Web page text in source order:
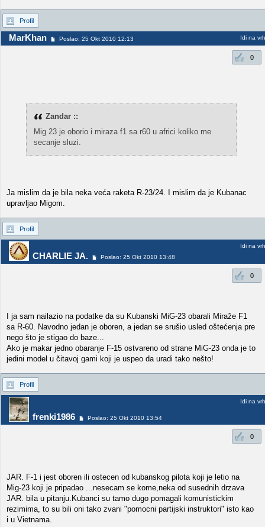
Profil
MarKhan Poslao: 25 Okt 2010 12:13 Idi na vrh
0
Zandar ::
Mig 23 je oborio i miraza f1 sa r60 u africi koliko me
secanje sluzi.
Ja mislim da je bila neka veća raketa R-23/24. I mislim da je Kubanac
upravljao Migom.
Profil
CHARLIE JA. Poslao: 25 Okt 2010 13:48
Idi na vrh
0
I ja sam nailazio na podatke da su Kubanski MiG-23 obarali Miraže F1
sa R-60. Navodno jedan je oboren, a jedan se srušio usled oštećenja pre
nego što je stigao do baze...
Ako je makar jedno obaranje F-15 ostvareno od strane MiG-23 onda je to
jedini model u čitavoj gami koji je uspeo da uradi tako nešto!
Profil
frenki1986 Poslao: 25 Okt 2010 13:54
Idi na vrh
0
JAR. F-1 i jest oboren ili ostecen od kubanskog pilota koji je letio na
Mig-23 koji je pripadao ...nesecam se kome,neka od susednih drzava
JAR. bila u pitanju.Kubanci su tamo dugo pomagali komunistickim
rezimima, to su bili oni tako zvani "pomocni partijski instruktori" isto kao
i u Vietnama.